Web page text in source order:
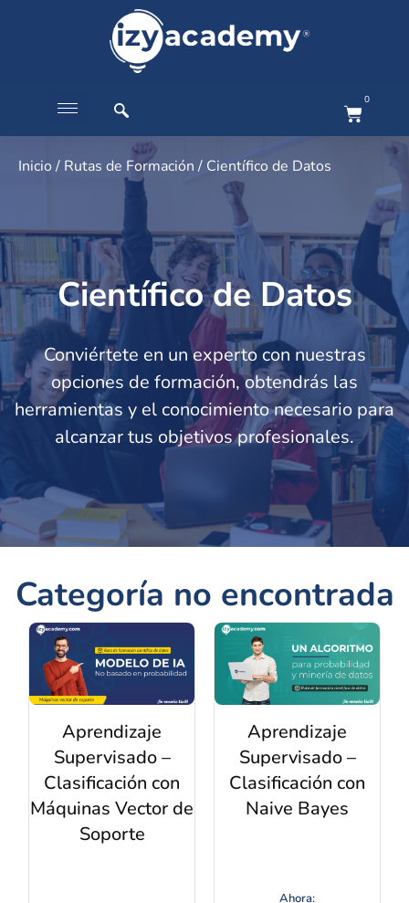
0
Inicio/ Rutas de Formación / Científico de Datos
Científico de Datos
Conviértete en un experto con nuestras
opciones de formación, obtendrás las
herramientas y el conocimiento necesario para
alcanzar tus objetivos profesionales.
Categoría no encontrada
Aprendizaje
Supervisado –
Clasificación con
Máquinas Vector de
Soporte
Aprendizaje
Supervisado –
Clasificación con
Naive Bayes